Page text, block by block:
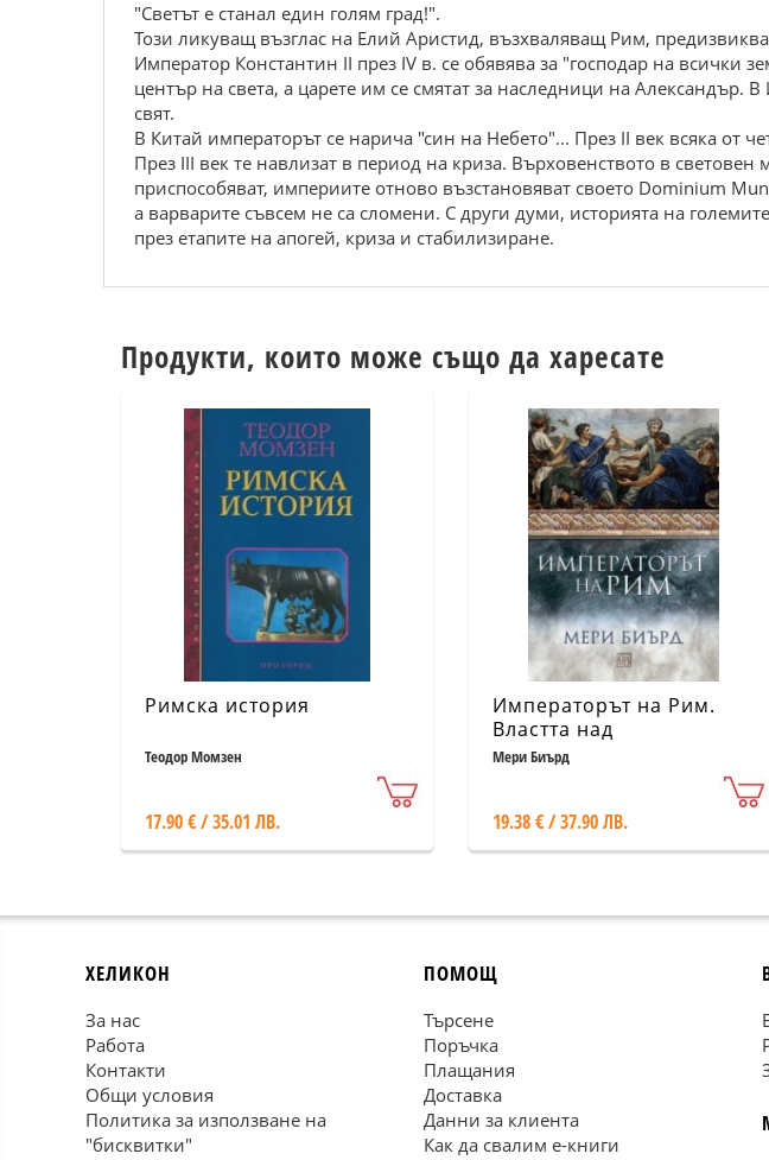
"Светът е станал един голям град!".
Този ликуващ възглас на Елий Аристид, възхваляващ Рим,
Император Константин II през IV в. се обявява за "господар на
център на света, а царете им се смятат за наследници на
свят.
В Китай императорът се нарича "син на Небето"... През II век всяка от
През III век те навлизат в период на криза. Върховенството в
приспособяват, империите отново възстановяват своето Dominium
а варварите съвсем не са сломени. С други думи, историята на
през етапите на апогей, криза и стабилизиране.
Продукти, които може също да харесате
Римска история
Теодор Момзен
17.90 € / 35.01 ЛВ.
Императорът на Рим.
Властта над
древноримския свят
Мери Биърд
19.38 € / 37.90 ЛВ.
ХЕЛИКОН
За нас
Работа
Контакти
Общи условия
Политика за използване на
"бисквитки"
ПОМОЩ
Търсене
Поръчка
Плащания
Доставка
Данни за клиента
Как да свалим е-книги